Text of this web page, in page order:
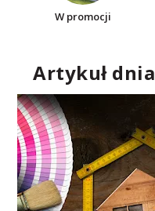
W promocji
Artykuł dnia